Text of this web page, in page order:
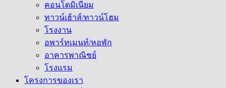
คอนโดมิเนียม
ทาวน์เฮ้าส์/ทาวน์โฮม
โรงงาน
อพาร์ทเมนท์/หอพัก
อาคารพาณิชย์
โรงแรม
โครงการของเรา